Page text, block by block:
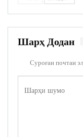
Шарҳ Додан
Суроғаи почтаи